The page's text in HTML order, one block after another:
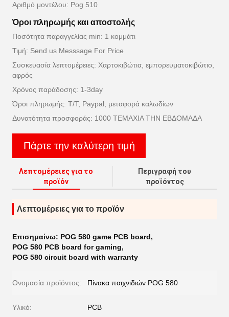
Αριθμό μοντέλου: Pog 510
Όροι πληρωμής και αποστολής
Ποσότητα παραγγελίας min: 1 κομμάτι
Τιμή: Send us Messsage For Price
Συσκευασία λεπτομέρειες: Χαρτοκιβώτια, εμπορευματοκιβώτιο,
αφρός
Χρόνος παράδοσης: 1-3day
Όροι πληρωμής: T/T, Paypal, μεταφορά καλωδίων
Δυνατότητα προσφοράς: 1000 ΤΕΜΑΧΙΑ ΤΗΝ ΕΒΔΟΜΑΔΑ
Πάρτε την καλύτερη τιμή
Λεπτομέρειες για το
προϊόν
Περιγραφή του
προϊόντος
Λεπτομέρειες για το προϊόν
Επισημαίνω: POG 580 game PCB board,
POG 580 PCB board for gaming,
POG 580 circuit board with warranty
Ονομασία προϊόντος: Πίνακα παιχνιδιών POG 580
Υλικό: PCB